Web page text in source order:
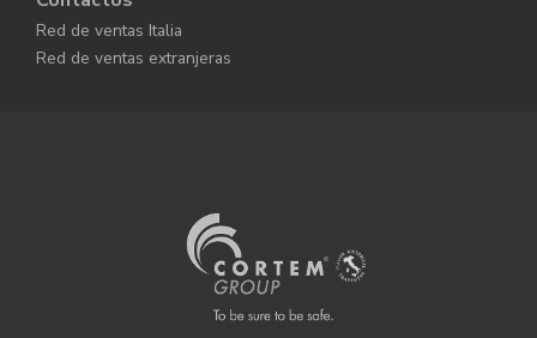
Red de ventas Italia
Red de ventas extranjeras